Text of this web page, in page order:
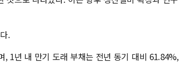
.
1년 내 만기 도래 부채는 전년 동기 대비 61.84%,